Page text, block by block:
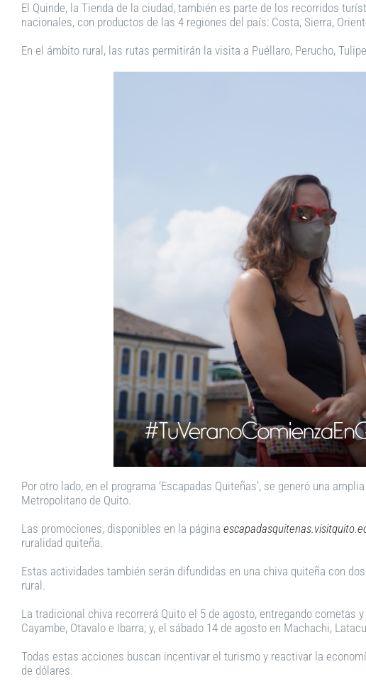
El Quinde, la Tienda de la ciudad, también es parte de los recorridos
nacionales, con productos de las 4 regiones del país: Costa, Sierra,
En el ámbito rural, las rutas permitirán la visita a Puéllaro, Perucho,
Por otro lado, en el programa ‘Escapadas Quiteñas’, se generó una
Metropolitano de Quito.
Las promociones, disponibles en la página
ruralidad quiteña.
Estas actividades también serán difundidas en una chiva quiteña con
rural.
La tradicional chiva recorrerá Quito el 5 de agosto, entregando
Cayambe, Otavalo e Ibarra; y, el sábado 14 de agosto en Machachi,
Todas estas acciones buscan incentivar el turismo y reactivar la
de dólares.